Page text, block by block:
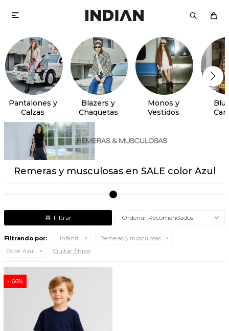

Pantalones y
Calzas
Blazers y
Chaquetas
Monos y
Vestidos
Remeras y musculosas en SALE color Azul
Recomendados
Filtrando por: Infantil
Remeras y musculosas
Color: Azul Quitar filtros
66